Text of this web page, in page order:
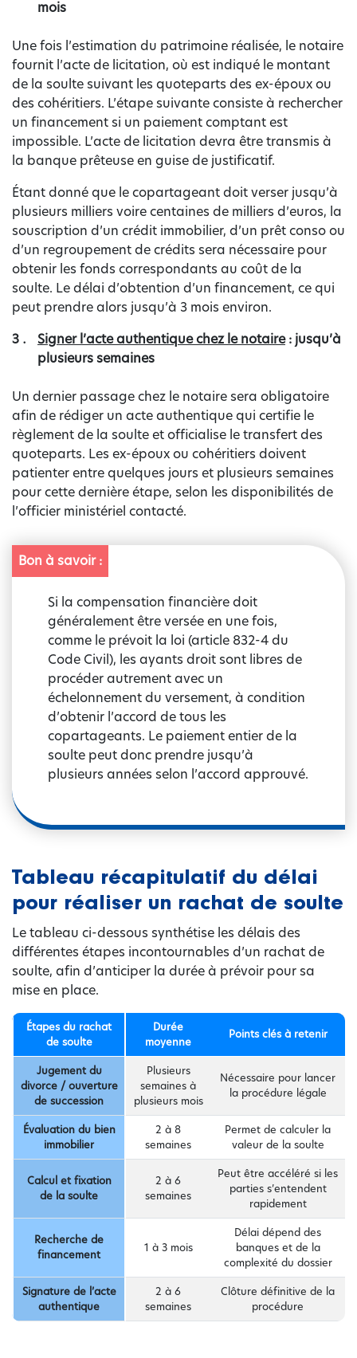
mois
Une fois l’estimation du patrimoine réalisée, le notaire
fournit l’acte de licitation, où est indiqué le montant
de la soulte suivant les quoteparts des ex-époux ou
des cohéritiers. L’étape suivante consiste à rechercher
un financement si un paiement comptant est
impossible. L’acte de licitation devra être transmis à
la banque prêteuse en guise de justificatif.
Étant donné que le copartageant doit verser jusqu’à
plusieurs milliers voire centaines de milliers d’euros, la
souscription d’un crédit immobilier, d’un prêt conso ou
d’un regroupement de crédits sera nécessaire pour
obtenir les fonds correspondants au coût de la
soulte. Le délai d’obtention d’un financement, ce qui
peut prendre alors jusqu’à 3 mois environ.
Signer l’acte authentique chez le notaire: jusqu’à
plusieurs semaines
Un dernier passage chez le notaire sera obligatoire
afin de rédiger un acte authentique qui certifie le
règlement de la soulte et officialise le transfert des
quoteparts. Les ex-époux ou cohéritiers doivent
patienter entre quelques jours et plusieurs semaines
pour cette dernière étape, selon les disponibilités de
l’officier ministériel contacté.
Bon à savoir :
Si la compensation financière doit
généralement être versée en une fois,
comme le prévoit la loi (article 832-4 du
Code Civil), les ayants droit sont libres de
procéder autrement avec un
échelonnement du versement, à condition
d’obtenir l’accord de tous les
copartageants. Le paiement entier de la
soulte peut donc prendre jusqu’à
plusieurs années selon l’accord approuvé.
Tableau récapitulatif du délai
pour réaliser un rachat de soulte
Le tableau ci-dessous synthétise les délais des
différentes étapes incontournables d’un rachat de
soulte, afin d’anticiper la durée à prévoir pour sa
mise en place.
Étapes du rachat
de soulte
Durée
moyenne
Points clés à retenir
Jugement du
divorce / ouverture
de succession
Plusieurs
semaines à
plusieurs mois
Nécessaire pour lancer
la procédure légale
Évaluation du bien
immobilier
2 à 8
semaines
Permet de calculer la
valeur de la soulte
Calcul et fixation
de la soulte
2 à 6
semaines
Peut être accéléré si les
parties s’entendent
rapidement
Recherche de
financement
1 à 3 mois
Délai dépend des
banques et de la
complexité du dossier
Signature de l’acte
authentique
2 à 6
semaines
Clôture définitive de la
procédure